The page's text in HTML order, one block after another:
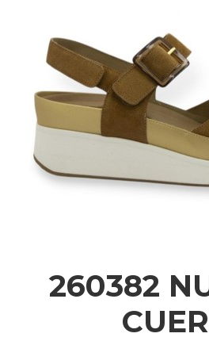
260382